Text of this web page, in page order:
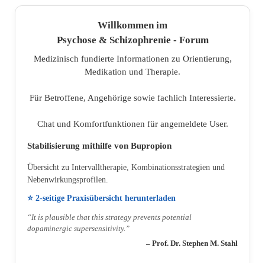
Willkommen im
Psychose & Schizophrenie - Forum
Medizinisch fundierte Informationen zu Orientierung,
Medikation und Therapie.
Für Betroffene, Angehörige sowie fachlich Interessierte.
Chat und Komfortfunktionen für angemeldete User.
Stabilisierung mithilfe von Bupropion
Übersicht zu Intervalltherapie, Kombinationsstrategien und
Nebenwirkungsprofilen.
⭐ 2‑seitige Praxisübersicht herunterladen
“It is plausible that this strategy prevents potential
dopaminergic supersensitivity.”
– Prof. Dr. Stephen M. Stahl